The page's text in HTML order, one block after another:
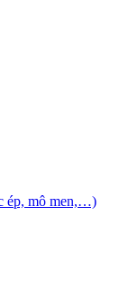
ép, mô men,…)